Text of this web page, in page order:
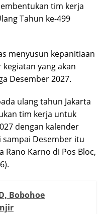
tim kerja
Tahun ke-499
menyusun kepanitiaan
yang akan
Desember 2027.
ulang tahun Jakarta
tim kerja untuk
dengan kalender
sampai Desember itu
Rano Karno di Pos Bloc,
Bobohoe